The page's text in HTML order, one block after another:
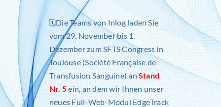
🗓️Die Teams von Inlog laden Sie
vom 29. November bis 1.
Dezember zumSFTS Congress in
Toulouse(Société Française de
Transfusion Sanguine) anStand
Nr. 5ein, an dem wir Ihnen unser
neues Full-Web-Modul EdgeTrack